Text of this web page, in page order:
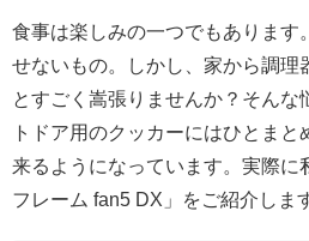
食事は楽しみの一つでもあります。
せないもの。
しかし、家から調理
とすごく嵩張りませんか？ そんな
トドア用のクッカーにはひとま
来るようになっています。 実際に
フレーム fan5 DX」をご紹介しま